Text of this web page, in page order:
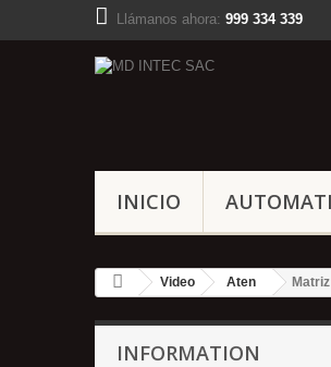
Llámanos ahora: 999 334 339
INICIO
Video Aten
INFORMATION